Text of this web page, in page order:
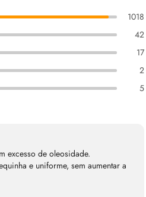
1018
42
17
2
5
excesso de oleosidade.
e uniforme, sem aumentar a